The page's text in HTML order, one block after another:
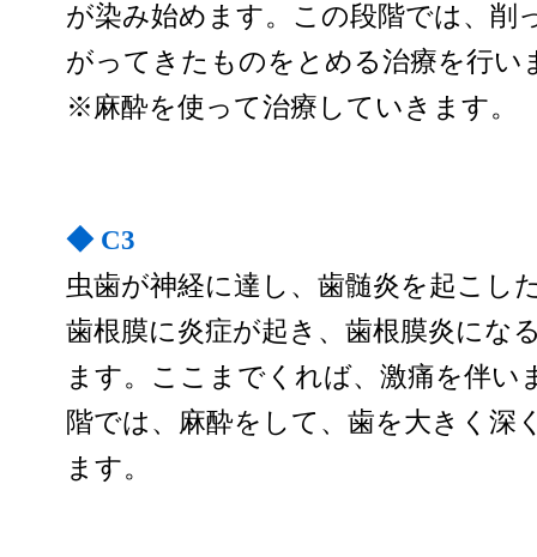
が染み始めます。この段階では、削
がってきたものをとめる治療を行い
※麻酔を使って治療していきます。
◆ C3
虫歯が神経に達し、歯髄炎を起こし
歯根膜に炎症が起き、歯根膜炎にな
ます。ここまでくれば、激痛を伴い
階では、麻酔をして、歯を大きく深
ます。